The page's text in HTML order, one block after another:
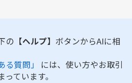
の 【ヘルプ】 ボタンからAIに相
る質問」 には、使い方やお取引
ています。